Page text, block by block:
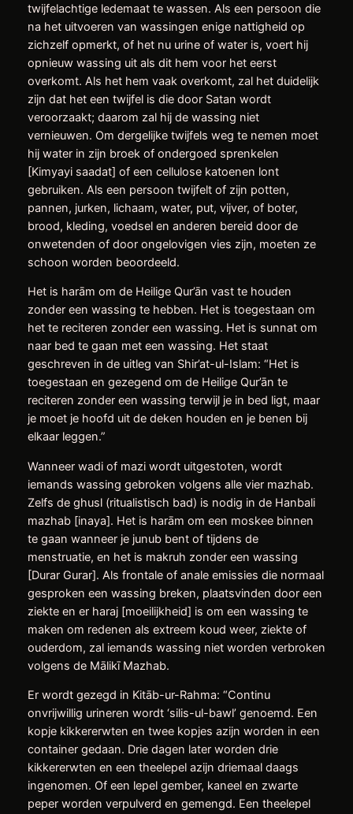
twijfelachtige ledemaat te wassen. Als een persoon die
na het uitvoeren van wassingen enige nattigheid op
zichzelf opmerkt, of het nu urine of water is, voert hij
opnieuw wassing uit als dit hem voor het eerst
overkomt. Als het hem vaak overkomt, zal het duidelijk
zijn dat het een twijfel is die door Satan wordt
veroorzaakt; daarom zal hij de wassing niet
vernieuwen. Om dergelijke twijfels weg te nemen moet
hij water in zijn broek of ondergoed sprenkelen
[Kimyayi saadat] of een cellulose katoenen lont
gebruiken. Als een persoon twijfelt of zijn potten,
pannen, jurken, lichaam, water, put, vijver, of boter,
brood, kleding, voedsel en anderen bereid door de
onwetenden of door ongelovigen vies zijn, moeten ze
schoon worden beoordeeld.
Het is harām om de Heilige Qur’ān vast te houden
zonder een wassing te hebben. Het is toegestaan om
het te reciteren zonder een wassing. Het is sunnat om
naar bed te gaan met een wassing. Het staat
geschreven in de uitleg van Shir’at-ul-Islam: “Het is
toegestaan en gezegend om de Heilige Qur’ān te
reciteren zonder een wassing terwijl je in bed ligt, maar
je moet je hoofd uit de deken houden en je benen bij
elkaar leggen.”
Wanneer wadi of mazi wordt uitgestoten, wordt
iemands wassing gebroken volgens alle vier mazhab.
Zelfs de ghusl (ritualistisch bad) is nodig in de Hanbali
mazhab [inaya]. Het is harām om een moskee binnen
te gaan wanneer je junub bent of tijdens de
menstruatie, en het is makruh zonder een wassing
[Durar Gurar]. Als frontale of anale emissies die normaal
gesproken een wassing breken, plaatsvinden door een
ziekte en er haraj [moeilijkheid] is om een wassing te
maken om redenen als extreem koud weer, ziekte of
ouderdom, zal iemands wassing niet worden verbroken
volgens de Mālikī Mazhab.
Er wordt gezegd in Kitāb-ur-Rahma: “Continu
onvrijwillig urineren wordt ‘silis-ul-bawl’ genoemd. Een
kopje kikkererwten en twee kopjes azijn worden in een
container gedaan. Drie dagen later worden drie
kikkererwten en een theelepel azijn driemaal daags
ingenomen. Of een lepel gember, kaneel en zwarte
peper worden verpulverd en gemengd. Een theelepel